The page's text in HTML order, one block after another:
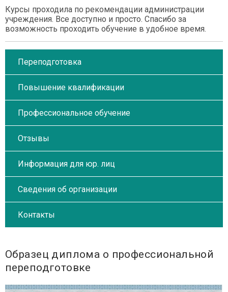
Курсы проходила по рекомендации администрации
учреждения. Все доступно и просто. Спасибо за
возможность проходить обучение в удобное время.
Переподготовка
Повышение квалификации
Профессиональное обучение
Отзывы
Информация для юр. лиц
Сведения об организации
Контакты
Образец диплома о профессиональной
переподготовке